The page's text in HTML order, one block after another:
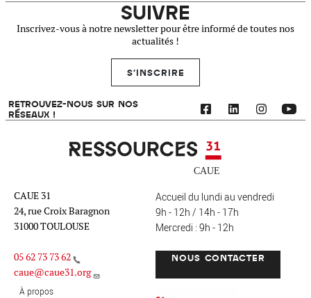
SUIVRE
Inscrivez-vous à notre newsletter pour être informé de toutes nos
actualités !
S'INSCRIRE
RETROUVEZ-NOUS SUR NOS
RÉSEAUX !
Ressources 31
CAUE 31
24, rue Croix Baragnon
31000 TOULOUSE
05 62 73 73 62
caue@caue31.org
Accueil du lundi au vendredi
9h - 12h / 14h - 17h
Mercredi : 9h - 12h
NOUS CONTACTER
À propos